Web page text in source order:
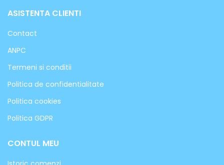
ASISTENTA CLIENTI
Contact
ANPC
Termeni si conditii
Politica de confidentialitate
Politica cookies
Politica GDPR
CONTUL MEU